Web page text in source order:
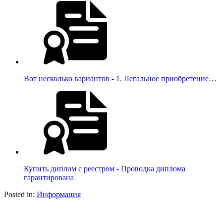
Вот несколько вариантов - 1. Легальное приобретение…
Купить диплом с реестром - Проводка диплома
гарантирована
Posted in: Информация